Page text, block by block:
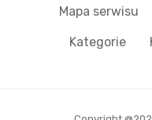
Mapa serwisu
Kategorie